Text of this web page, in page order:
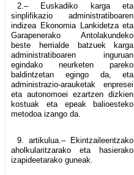
2.– Euskadiko karga eta
sinplifikazio administratiboaren
indizea Ekonomia Lankidetza eta
Garapenerako Antolakundeko
beste herrialde batzuek karga
administratiboaren inguruan
egindako neurketen pareko
baldintzetan egingo da, eta
administrazio-arauketak enpresei
eta autonomoei ezartzen dizkien
kostuak eta epeak balioesteko
metodoa izango da.
9. artikulua.– Ekintzaileentzako
aholkularitzarako eta hasierako
izapideetarako guneak.